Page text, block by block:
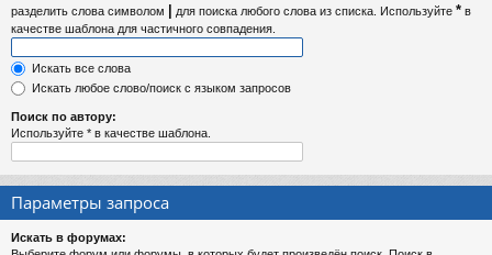
разделить слова символом | для поиска любого слова из списка. Используйте * в
качестве шаблона для частичного совпадения.
Искать все слова
Искать любое слово/поиск с языком запросов
Поиск по автору:
Используйте * в качестве шаблона.
Параметры запроса
Искать в форумах: